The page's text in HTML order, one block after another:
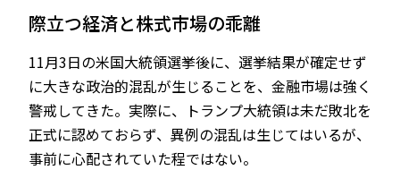
JP EN
際立つ経済と株式市場の乖離
11月3日の米国大統領選挙後に、選挙結果が確定せず
に大きな政治的混乱が生じることを、金融市場は強く
警戒してきた。実際に、トランプ大統領は未だ敗北を
正式に認めておらず、異例の混乱は生じてはいるが、
事前に心配されていた程ではない。